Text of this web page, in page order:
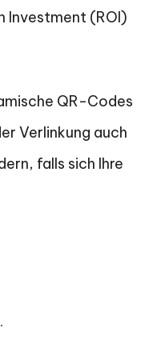
Investment (ROI)
QR-Codes
Verlinkung auch
falls sich Ihre